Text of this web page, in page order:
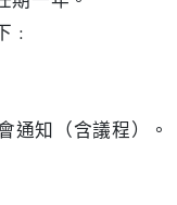
通知（含議程）。